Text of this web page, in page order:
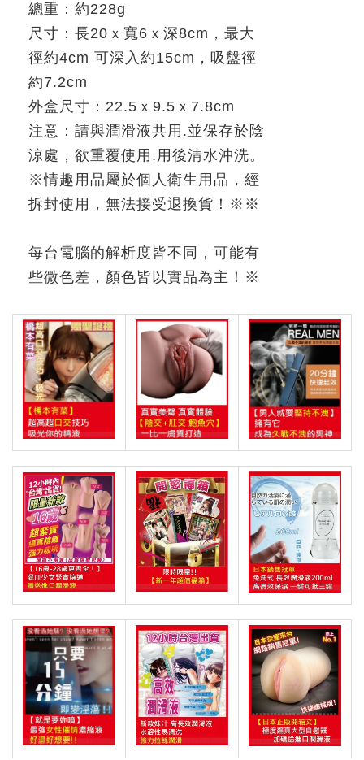
總重：約228g
尺寸：長20 ｘ寬6 ｘ深8cm ，最大
徑約4cm 可深入約15cm ，吸盤徑
約7.2cm
外盒尺寸： 22.5 ｘ 9.5 ｘ 7.8cm
注意：請與潤滑液共用 .並保存於陰
涼處，欲重覆使用 .用後清水沖洗。
※情趣用品屬於個人衛生用品，經
拆封使用，無法接受退換貨！ ※※
每台電腦的解析度皆不同，可能有
些微色差，顏色皆以實品為主！ ※